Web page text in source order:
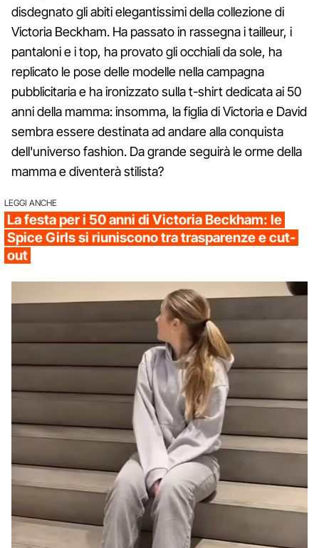
disdegnato gli abiti elegantissimi della collezione di
Victoria Beckham. Ha passato in rassegna i tailleur, i
pantaloni e i top, ha provato gli occhiali da sole, ha
replicato le pose delle modelle nella campagna
pubblicitaria e ha ironizzato sulla t-shirt dedicata ai 50
anni della mamma: insomma, la figlia di Victoria e David
sembra essere destinata ad andare alla conquista
dell'universo fashion. Da grande seguirà le orme della
mamma e diventerà stilista?
LEGGI ANCHE
La festa per i 50 anni di Victoria Beckham: le
Spice Girls si riuniscono tra trasparenze e cut-
out